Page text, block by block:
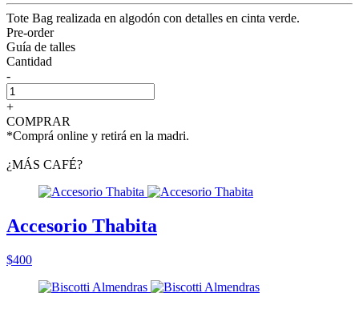
Tote Bag realizada en algodón con detalles en cinta verde.
Pre-order
Guía de talles
Cantidad
-
+
COMPRAR
*Comprá online y retirá en la madri.
¿MÁS CAFÉ?
Accesorio Thabita
$400